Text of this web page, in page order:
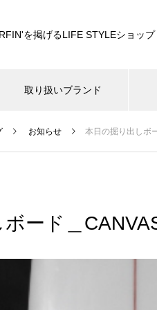
を掲げるLIFE STYLEショッ
取り扱いブランド
お知らせ 本日の掘り出しボ
ード＿